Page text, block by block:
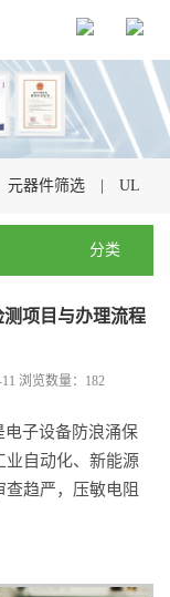
元器件筛选 | UL
分类
项目与办理流程
浏览数量： 182
电子设备防浪涌保
业自动化、新能源
趋严，压敏电阻